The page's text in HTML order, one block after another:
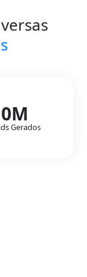
0M
Gerados